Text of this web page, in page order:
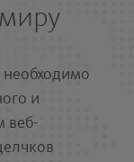
необходимо
и
веб-